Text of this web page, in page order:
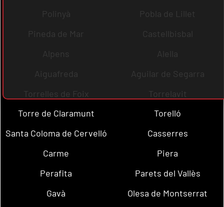
Polinyà
Pobla de Lillet
Pineda de Mar
Castellbisbal
Alpens
Alella
Aiguafreda
Aguilar de Segarra
Torrelles de Foix
Torrelavit
Torre de Claramunt
Torelló
Santa Coloma de Cervelló
Casserres
Carme
Piera
Perafita
Parets del Vallès
Gavà
Olesa de Montserrat